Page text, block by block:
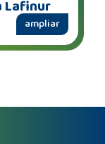
Lafinur
ampliar